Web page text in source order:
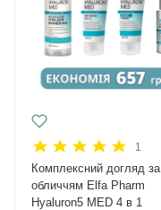
1
Комплексний догляд за
обличчям Elfa Pharm
Hyaluron5 MED 4 в 1